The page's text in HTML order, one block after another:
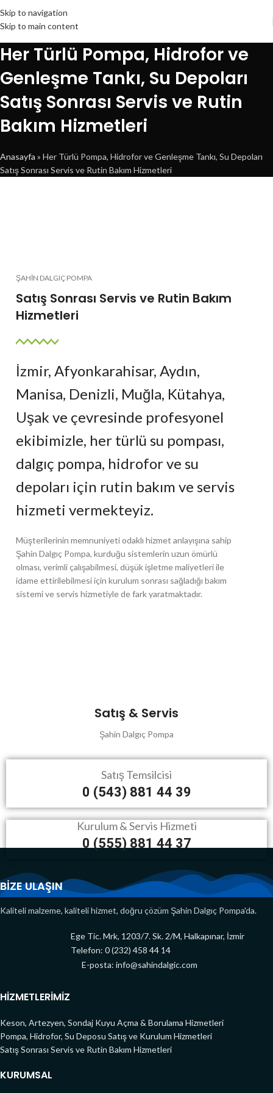
Skip to navigation
Skip to main content
Her Türlü Pompa, Hidrofor ve
Genleşme Tankı, Su Depoları
Satış Sonrası Servis ve Rutin
Bakım Hizmetleri
Anasayfa » Her Türlü Pompa, Hidrofor ve Genleşme Tankı, Su Depoları
Satış Sonrası Servis ve Rutin Bakım Hizmetleri
ŞAHİN DALGIÇ POMPA
Satış Sonrası Servis ve Rutin Bakım
Hizmetleri
İzmir, Afyonkarahisar, Aydın,
Manisa, Denizli, Muğla, Kütahya,
Uşak ve çevresinde profesyonel
ekibimizle, her türlü su pompası,
dalgıç pompa, hidrofor ve su
depoları için rutin bakım ve servis
hizmeti vermekteyiz.
Müşterilerinin memnuniyeti odaklı hizmet anlayışına sahip
Şahin Dalgıç Pompa, kurduğu sistemlerin uzun ömürlü
olması, verimli çalışabilmesi, düşük işletme maliyetleri ile
idame ettirilebilmesi için kurulum sonrası sağladığı bakım
sistemi ve servis hizmetiyle de fark yaratmaktadır.
Satış & Servis
Şahin Dalgıç Pompa
Satış Temsilcisi
0 (543) 881 44 39
Kurulum & Servis Hizmeti
0 (555) 881 44 37
BİZE ULAŞIN
Kaliteli malzeme, kaliteli hizmet, doğru çözüm Şahin Dalgıç Pompa'da.
Ege Tic. Mrk, 1203/7. Sk. 2/M, Halkapınar, İzmir
Telefon: 0 (232) 458 44 14
E-posta: info@sahindalgic.com
HİZMETLERİMİZ
Keson, Artezyen, Sondaj Kuyu Açma & Borulama Hizmetleri
Pompa, Hidrofor, Su Deposu Satış ve Kurulum Hizmetleri
Satış Sonrası Servis ve Rutin Bakım Hizmetleri
KURUMSAL